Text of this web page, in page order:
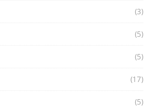
(3)
(5)
(5)
(17)
(5)